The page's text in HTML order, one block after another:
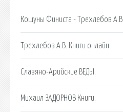
Кощуны Финиста - Трехлебов А.В.
Трехлебов А.В. Книги онлайн.
Славяно-Арийские ВЕДЫ.
Михаил ЗАДОРНОВ Книги.